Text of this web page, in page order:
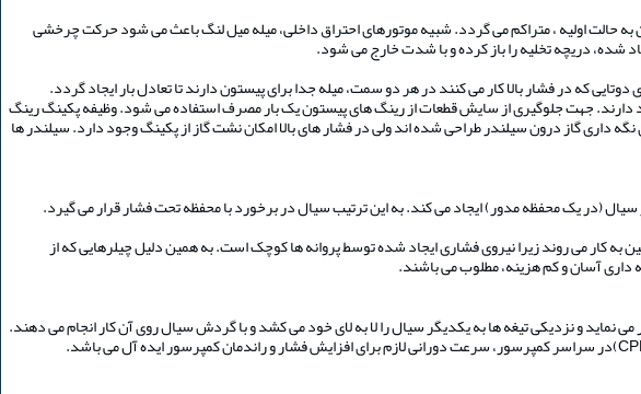
حالت اولیه ، متراکم می گردد. شبیه موتورهای احتراق داخلی، میله میل لنگ باعث می شود حرکت چرخشی
شده، دریچه تخلیه را باز کرده و با شدت خارج می شود.
که در فشار بالا کار می کنند در هر دو سمت، میله جدا برای پیستون دارند تا تعادل بار ایجاد گردد.
جهت جلوگیری از سایش قطعات از رینگ های پیستون یک بار مصرف استفاده می شود. وظیفه پکینگ رینگ
داری گاز درون سیلندر طراحی شده اند ولی در فشار های بالا امکان نشت گاز از پکینگ وجود دارد. سیلندر ها
(در یک محفظه مدور) ایجاد می کند. به این ترتیب سیال در برخورد با محفظه تحت فشار قرار می گیرد.
کار می روند زیرا نیروی فشاری ایجاد شده توسط پروانه ها کوچک است. به همین دلیل چیلرهایی که از
داری آسان و کم هزینه، مطلوب می باشند.
نماید و نزدیکی تیغه ها به یکدیگر سیال را لا به لای خود می کشد و با گردش سیال روی آن کار انجام می دهند.